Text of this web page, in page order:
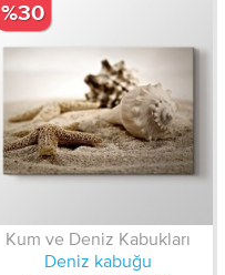
Kum ve Deniz Kabukları
Deniz kabuğu
%30